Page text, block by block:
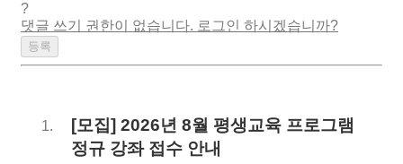
?
댓글 쓰기 권한이 없습니다. 로그인 하시겠습니까?
[모집] 2026년 8월 평생교육 프로그램
정규 강좌 접수 안내